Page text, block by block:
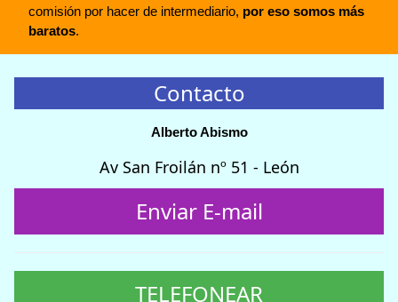
comisión por hacer de intermediario, por eso somos más
baratos.
Contacto
Alberto Abismo
Av San Froilán nº 51 - León
Enviar E-mail
TELEFONEAR